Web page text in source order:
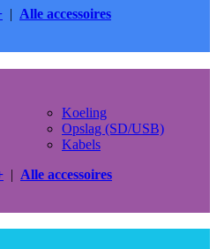
| Alle accessoires
Koeling
Opslag (SD/USB)
Kabels
| Alle accessoires